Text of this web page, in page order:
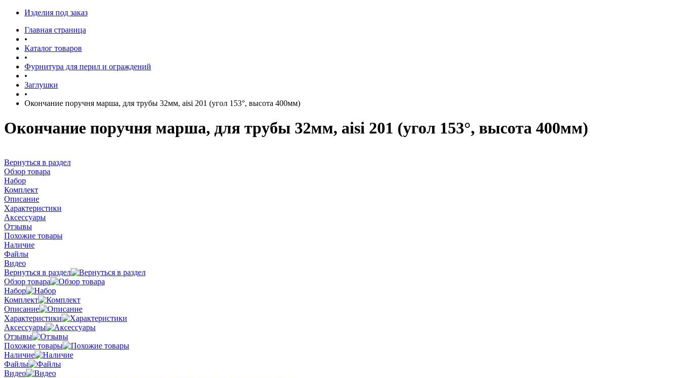
Изделия под заказ
Главная страница
•
Каталог товаров
•
Фурнитура для перил и ограждений
•
Заглушки
•
Окончание поручня марша, для трубы 32мм, aisi 201 (угол 153°, высота 400мм)
Окончание поручня марша, для трубы 32мм, aisi 201 (угол 153°, высота 400мм)
Вернуться в раздел
Обзор товара
Набор
Комплект
Описание
Характеристики
Аксессуары
Отзывы
Похожие товары
Наличие
Файлы
Видео
Вернуться в раздел
Обзор товара
Набор
Комплект
Описание
Характеристики
Аксессуары
Отзывы
Похожие товары
Наличие
Файлы
Видео